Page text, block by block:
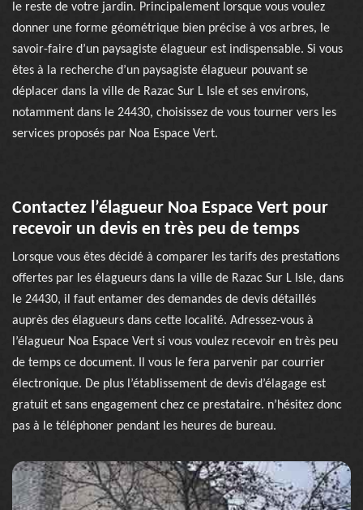
le reste de votre jardin. Principalement lorsque vous voulez
donner une forme géométrique bien précise à vos arbres, le
savoir-faire d’un paysagiste élagueur est indispensable. Si vous
êtes à la recherche d’un paysagiste élagueur pouvant se
déplacer dans la ville de Razac Sur L Isle et ses environs,
notamment dans le 24430, choisissez de vous tourner vers les
services proposés par Noa Espace Vert.
Contactez l’élagueur Noa Espace Vert pour
recevoir un devis en très peu de temps
Lorsque vous êtes décidé à comparer les tarifs des prestations
offertes par les élagueurs dans la ville de Razac Sur L Isle, dans
le 24430, il faut entamer des demandes de devis détaillés
auprès des élagueurs dans cette localité. Adressez-vous à
l’élagueur Noa Espace Vert si vous voulez recevoir en très peu
de temps ce document. Il vous le fera parvenir par courrier
électronique. De plus l’établissement de devis d’élagage est
gratuit et sans engagement chez ce prestataire. n’hésitez donc
pas à le téléphoner pendant les heures de bureau.